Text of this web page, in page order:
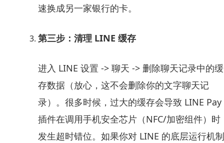
速换成另一家银行的卡。
第三步：清理 LINE 缓存
进入 LINE 设置 -> 聊天 -> 删除聊天记录中的缓
存数据（放心，这不会删除你的文字聊天记
录）。很多时候，过大的缓存会导致 LINE Pay
插件在调用手机安全芯片（NFC/加密组件）时
发生超时错位。如果你对 LINE 的底层运行机制